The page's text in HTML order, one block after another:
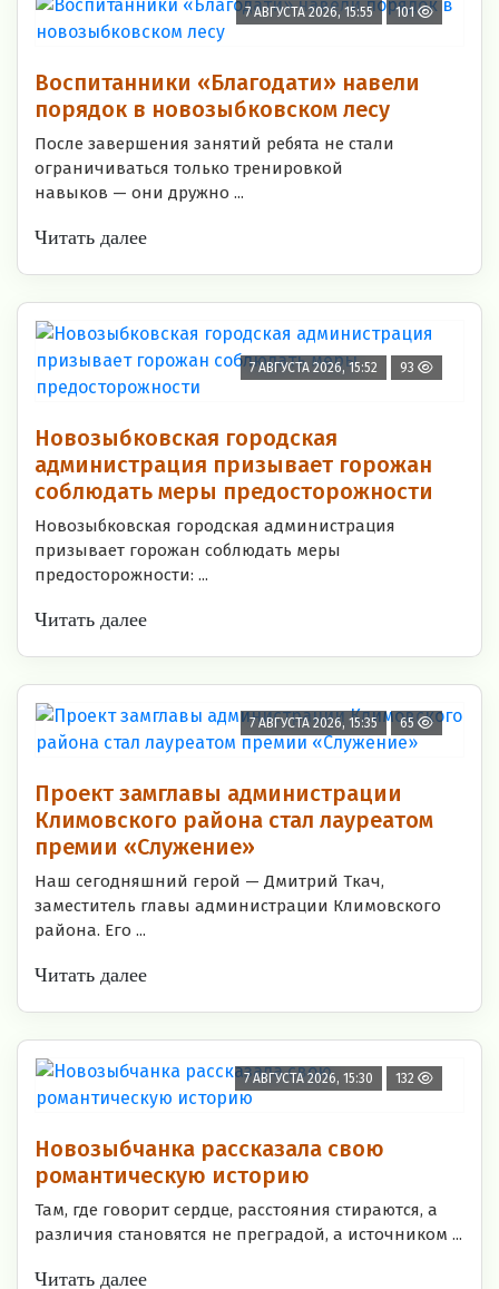
7 АВГУСТА 2026, 15:55 101
Воспитанники «Благодати» навели
порядок в новозыбковском лесу
После завершения занятий ребята не стали
ограничиваться только тренировкой
навыков — они дружно ...
Читать далее
7 АВГУСТА 2026, 15:52 93
Новозыбковская городская
администрация призывает горожан
соблюдать меры предосторожности
Новозыбковская городская администрация
призывает горожан соблюдать меры
предосторожности: ...
Читать далее
7 АВГУСТА 2026, 15:35 65
Проект замглавы администрации
Климовского района стал лауреатом
премии «Служение»
Наш сегодняшний герой — Дмитрий Ткач,
заместитель главы администрации Климовского
района. Его ...
Читать далее
7 АВГУСТА 2026, 15:30 132
Новозыбчанка рассказала свою
романтическую историю
Там, где говорит сердце, расстояния стираются, а
различия становятся не преградой, а источником ...
Читать далее